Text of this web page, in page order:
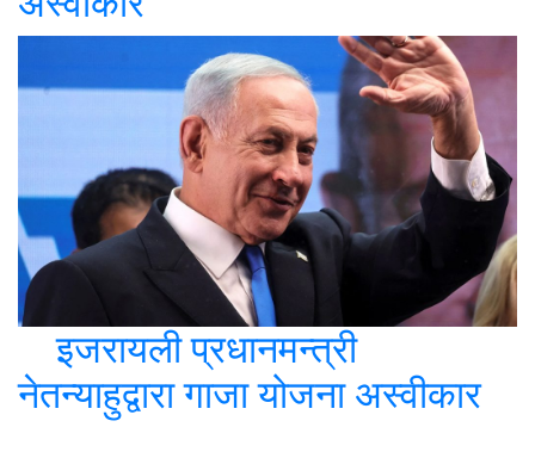
इजरायली प्रधानमन्त्री
नेतन्याहुद्वारा गाजा योजना अस्वीकार